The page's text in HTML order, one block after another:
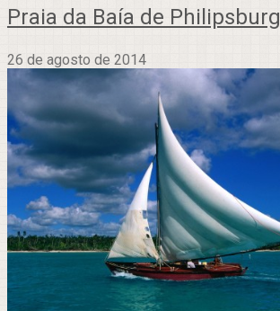
Praia da Baía de Philipsburg
26 de agosto de 2014